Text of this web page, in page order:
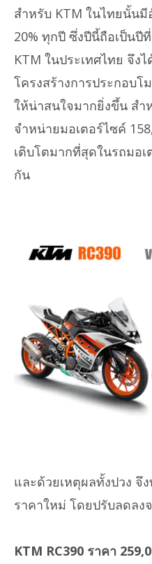
สำหรับ KTM ในไทยนั้นมี
20% ทุกปี ซึ่งปีนี้ถือเป็นปี
KTM ในประเทศไทย จึง
โครงสร้างการประกอบโ
ให้น่าสนใจมากยิ่งขึ้น ส
จำหน่ายมอเตอร์ไซค์
เติบโตมากที่สุดในรถมอ
กัน
และด้วยเหตุผลทั้งปวง จึ
ราคาใหม่ โดยปรับลดลง
KTM RC390 ราคา